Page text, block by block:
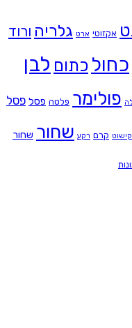
אקזוטי ארט גלריה ורוד
כחול כתום לבן
פולימר פלטה פסל פסל
קישוט קרם רקע שחור שחור